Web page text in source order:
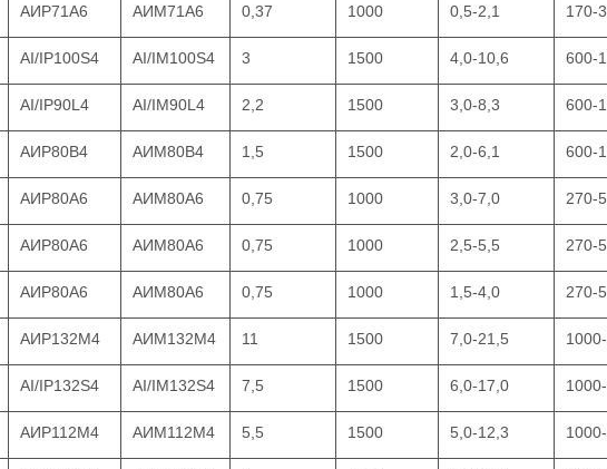
АИР71А6 АИМ71А6 0,37 1000 0,5-2,1 170-
AI/IP100S4 AI/IM100S4 3 1500 4,0-10,6 600-
AI/IP90L4 AI/IM90L4 2,2 1500 3,0-8,3 600-
АИР80В4 АИМ80В4 1,5 1500 2,0-6,1 600-
АИР80А6 АИМ80А6 0,75 1000 3,0-7,0 270-
АИР80А6 АИМ80А6 0,75 1000 2,5-5,5 270-
АИР80А6 АИМ80А6 0,75 1000 1,5-4,0 270-
АИР132М4 АИМ132М4 11 1500 7,0-21,5
AI/IP132S4 AI/IM132S4 7,5 1500 6,0-17,0
АИР112М4 АИМ112М4 5,5 1500 5,0-12,3